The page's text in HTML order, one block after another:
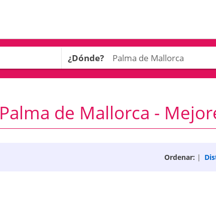
¿Dónde?
Palma de Mallorca -
Ordenar: |